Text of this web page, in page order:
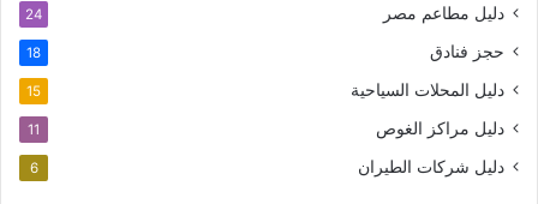
دليل مطاعم مصر 24
حجز فنادق 18
دليل المحلات السياحية 15
دليل مراكز الغوص 11
دليل شركات الطيران 6